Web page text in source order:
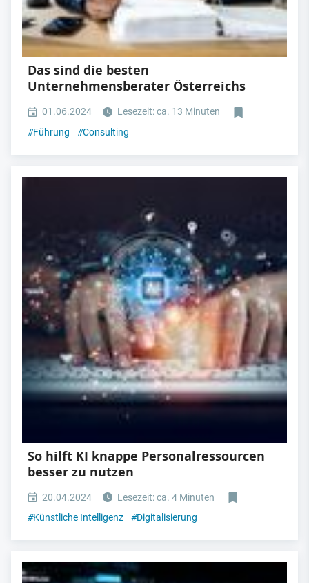
Das sind die besten
Unternehmensberater Österreichs
01.06.2024
Lesezeit: ca. 13 Minuten
#Führung #Consulting
So hilft KI knappe Personalressourcen
besser zu nutzen
20.04.2024
Lesezeit: ca. 4 Minuten
#Künstliche Intelligenz #Digitalisierung